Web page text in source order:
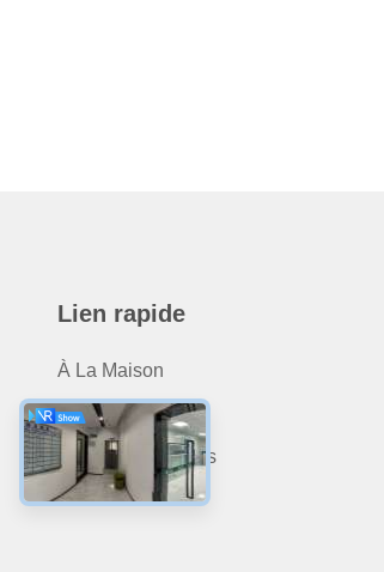
Lien rapide
À La Maison
Produits
À Propos De Nous
Nous Contacter